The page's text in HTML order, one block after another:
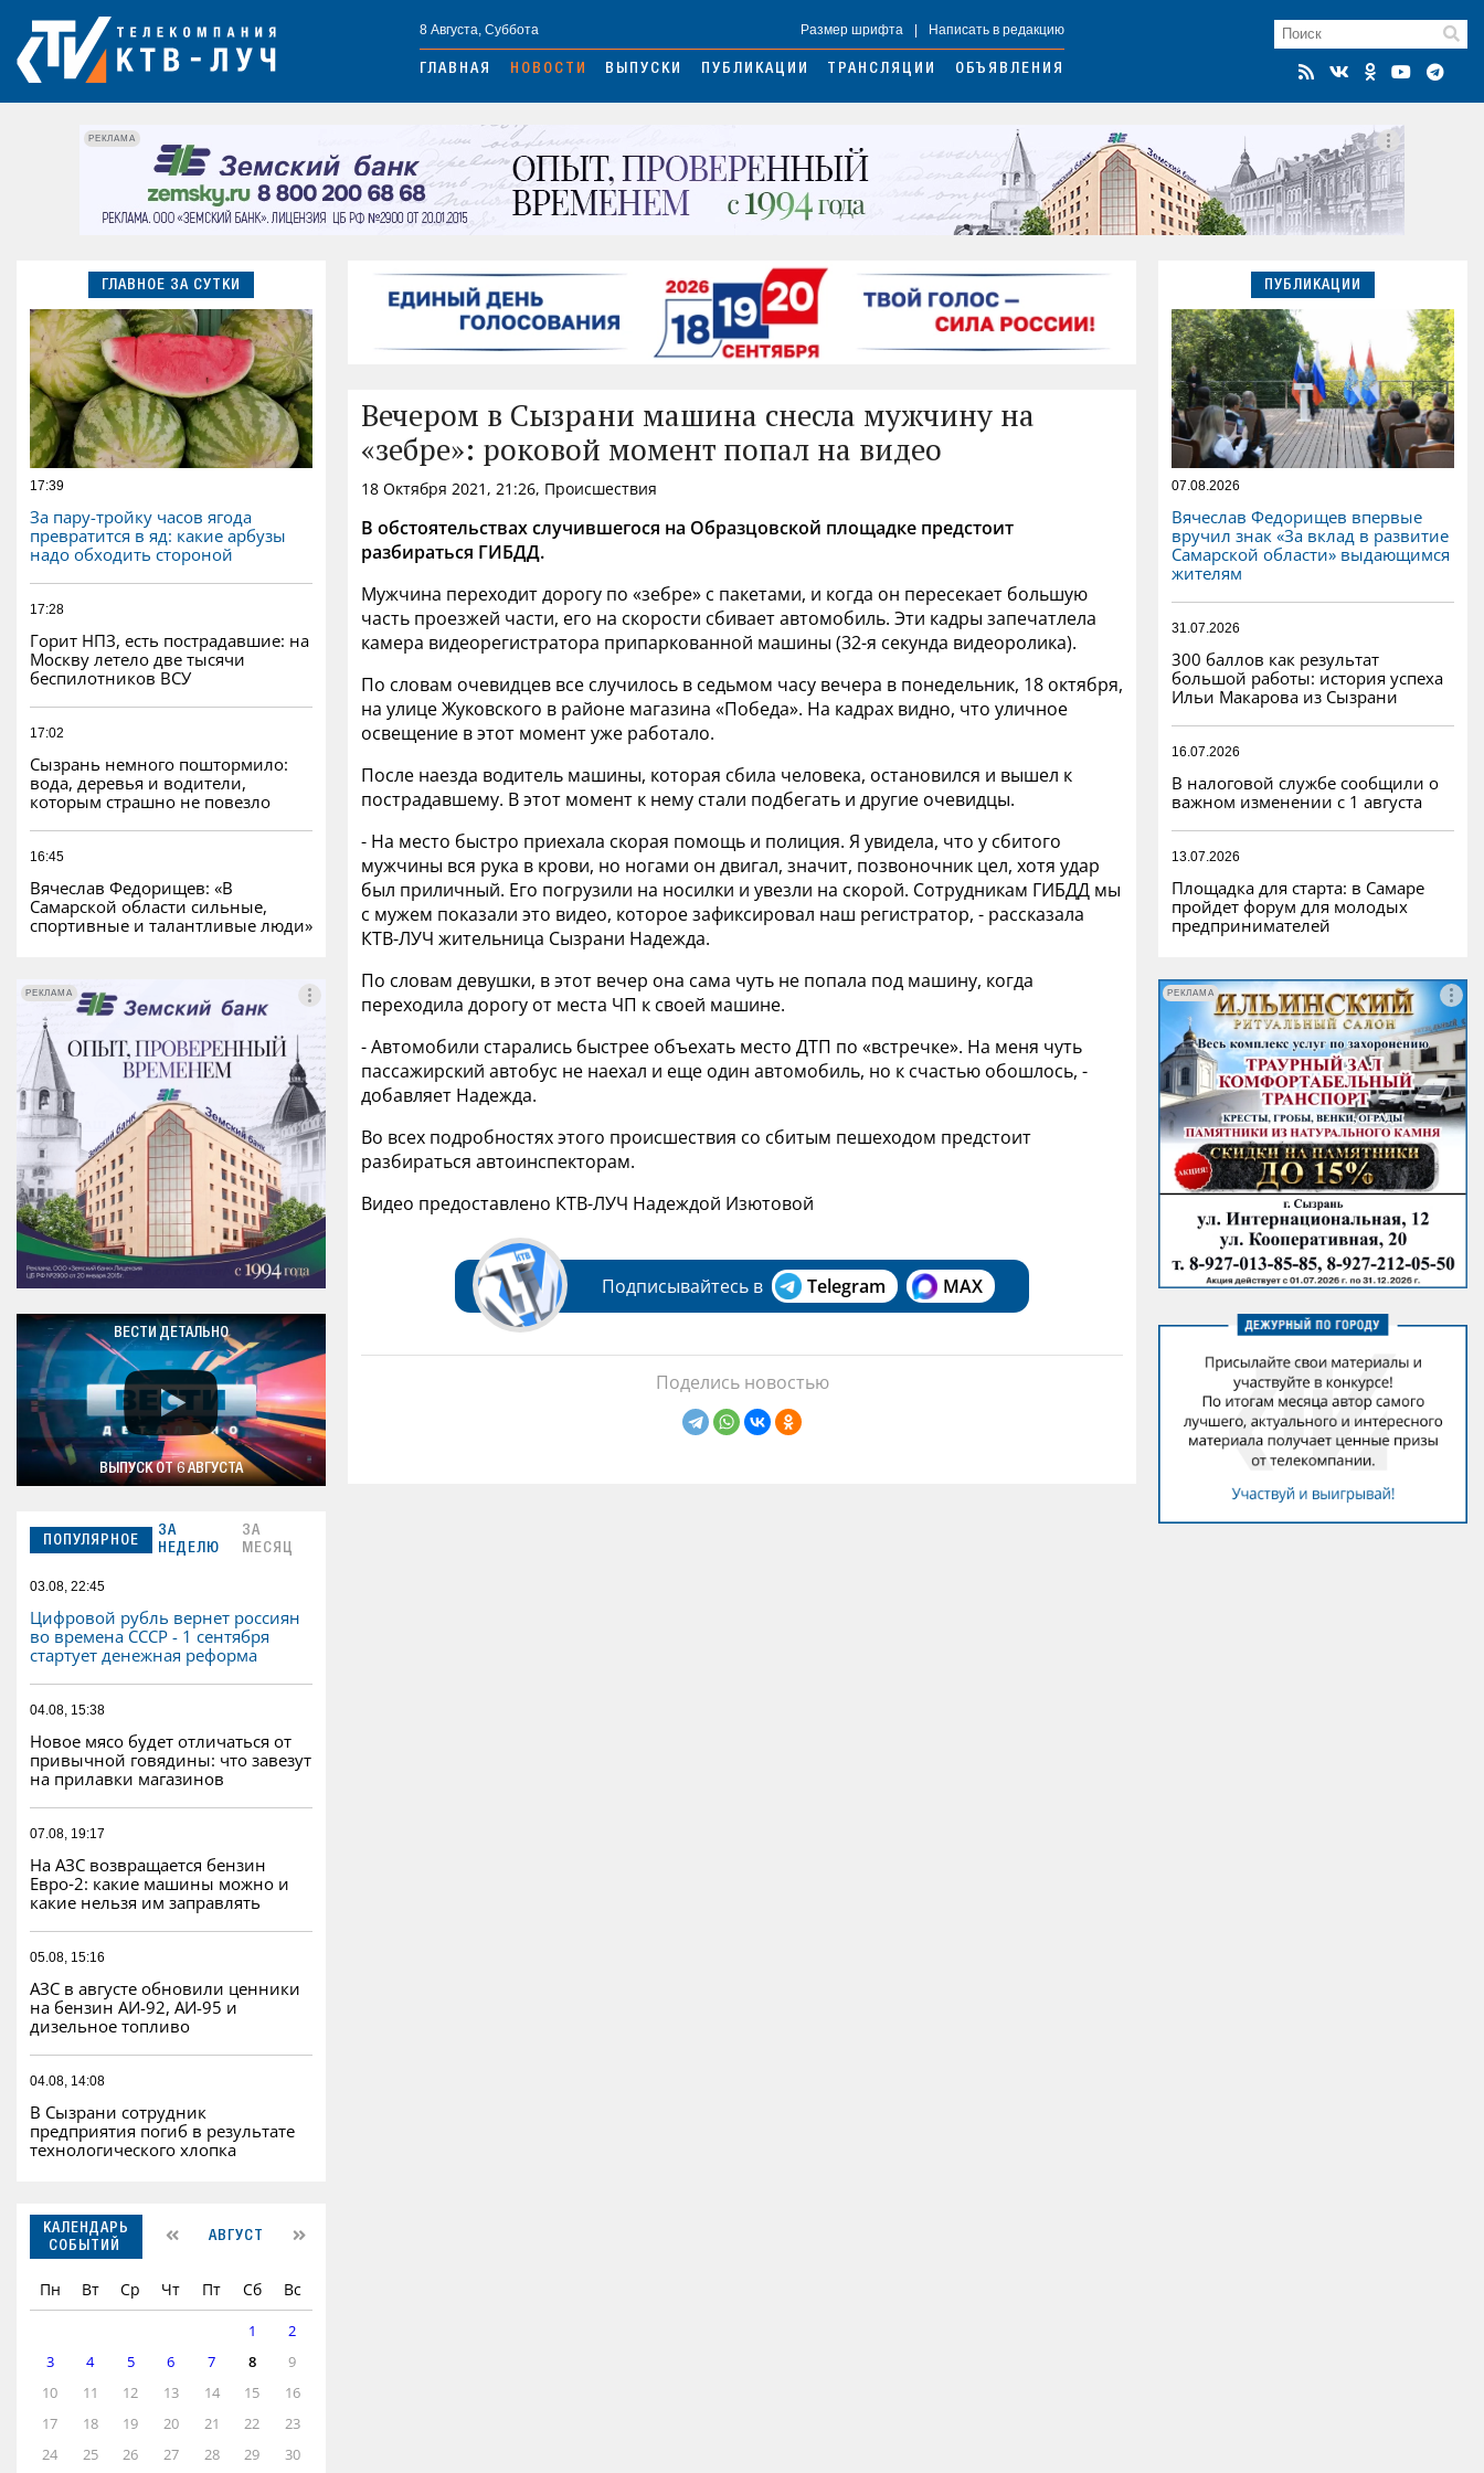
8 Августа, Суббота Размер шрифта Написать в редакцию
ГЛАВНАЯ НОВОСТИ ВЫПУСКИ ПУБЛИКАЦИИ ТРАНСЛЯЦИИ ОБЪЯВЛЕНИЯ
РЕКЛАМА
ГЛАВНОЕ ЗА СУТКИ
17:39
За пару-тройку часов ягода
превратится в яд: какие арбузы
надо обходить стороной
17:28
Горит НПЗ, есть пострадавшие: на
Москву летело две тысячи
беспилотников ВСУ
17:02
Сызрань немного поштормило:
вода, деревья и водители,
которым страшно не повезло
16:45
Вячеслав Федорищев: «В
Самарской области сильные,
спортивные и талантливые люди»
РЕКЛАМА
РЕКЛАМА
ВЕСТИ ДЕТАЛЬНО
ВЫПУСК ОТ 6 АВГУСТА
ПОПУЛЯРНОЕ
ЗА
НЕДЕЛЮ
ЗА
МЕСЯЦ
03.08, 22:45
Цифровой рубль вернет россиян
во времена СССР - 1 сентября
стартует денежная реформа
04.08, 15:38
Новое мясо будет отличаться от
привычной говядины: что завезут
на прилавки магазинов
07.08, 19:17
На АЗС возвращается бензин
Евро‑2: какие машины можно и
какие нельзя им заправлять
05.08, 15:16
АЗС в августе обновили ценники
на бензин АИ-92, АИ-95 и
дизельное топливо
04.08, 14:08
В Сызрани сотрудник
предприятия погиб в результате
технологического хлопка
КАЛЕНДАРЬ
СОБЫТИЙ
АВГУСТ
Пн Вт Ср Чт Пт Сб Вс
1
2
3
4 5 6 7 8
9
10
11 12 13 14 15
16
17
18 19 20 21 22
23
24
25 26 27 28 29 30
Вечером в Сызрани машина снесла мужчину на
«зебре»: роковой момент попал на видео
18 Октября 2021, 21:26, Происшествия
В обстоятельствах случившегося на Образцовской площадке предстоит
разбираться ГИБДД.
Мужчина переходит дорогу по «зебре» с пакетами, и когда он пересекает большую
часть проезжей части, его на скорости сбивает автомобиль. Эти кадры запечатлела
камера видеорегистратора припаркованной машины (32-я секунда видеоролика).
По словам очевидцев все случилось в седьмом часу вечера в понедельник, 18 октября,
на улице Жуковского в районе магазина «Победа». На кадрах видно, что уличное
освещение в этот момент уже работало.
После наезда водитель машины, которая сбила человека, остановился и вышел к
пострадавшему. В этот момент к нему стали подбегать и другие очевидцы.
- На место быстро приехала скорая помощь и полиция. Я увидела, что у сбитого
мужчины вся рука в крови, но ногами он двигал, значит, позвоночник цел, хотя удар
был приличный. Его погрузили на носилки и увезли на скорой. Сотрудникам ГИБДД мы
с мужем показали это видео, которое зафиксировал наш регистратор, - рассказала
КТВ-ЛУЧ жительница Сызрани Надежда.
По словам девушки, в этот вечер она сама чуть не попала под машину, когда
переходила дорогу от места ЧП к своей машине.
- Автомобили старались быстрее объехать место ДТП по «встречке». На меня чуть
пассажирский автобус не наехал и еще один автомобиль, но к счастью обошлось, -
добавляет Надежда.
Во всех подробностях этого происшествия со сбитым пешеходом предстоит
разбираться автоинспекторам.
Видео предоставлено КТВ-ЛУЧ Надеждой Изютовой
Подписывайтесь в Telegram MAX
Поделись новостью
ПУБЛИКАЦИИ
07.08.2026
Вячеслав Федорищев впервые
вручил знак «За вклад в развитие
Самарской области» выдающимся
жителям
31.07.2026
300 баллов как результат
большой работы: история успеха
Ильи Макарова из Сызрани
16.07.2026
В налоговой службе сообщили о
важном изменении с 1 августа
13.07.2026
Площадка для старта: в Самаре
пройдет форум для молодых
предпринимателей
РЕКЛАМА